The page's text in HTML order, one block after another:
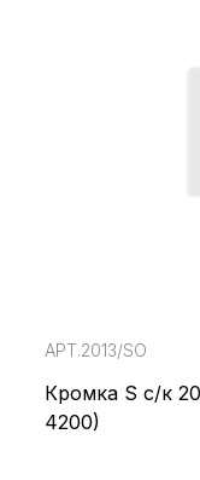
АРТ.2013/SO
Кромка S с/к
4200)